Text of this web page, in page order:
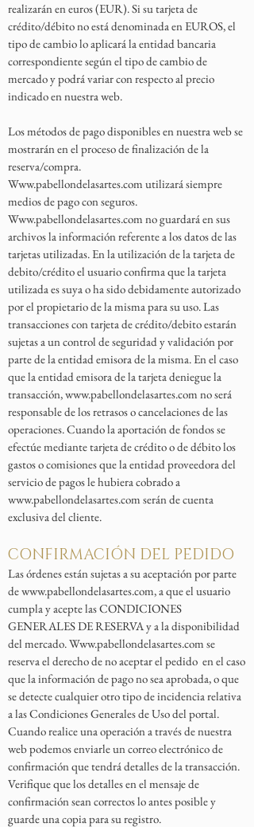
realizarán en euros (EUR). Si su tarjeta de
crédito/débito no está denominada en EUROS, el
tipo de cambio lo aplicará la entidad bancaria
correspondiente según el tipo de cambio de
mercado y podrá variar con respecto al precio
indicado en nuestra web.
Los métodos de pago disponibles en nuestra web se
mostrarán en el proceso de finalización de la
reserva/compra.
Www.pabellondelasartes.com utilizará siempre
medios de pago con seguros.
Www.pabellondelasartes.com no guardará en sus
archivos la información referente a los datos de las
tarjetas utilizadas. En la utilización de la tarjeta de
debito/crédito el usuario confirma que la tarjeta
utilizada es suya o ha sido debidamente autorizado
por el propietario de la misma para su uso. Las
transacciones con tarjeta de crédito/debito estarán
sujetas a un control de seguridad y validación por
parte de la entidad emisora de la misma. En el caso
que la entidad emisora de la tarjeta deniegue la
transacción,www.pabellondelasartes.com no será
responsable de los retrasos o cancelaciones de las
operaciones. Cuando la aportación de fondos se
efectúe mediante tarjeta de crédito o de débito los
gastos o comisiones que la entidad proveedora del
servicio de pagos le hubiera cobrado a
www.pabellondelasartes.com serán de cuenta
exclusiva del cliente.
CONFIRMACIÓN DEL PEDIDO
Las órdenes están sujetas a su aceptación por parte
dewww.pabellondelasartes.com, a que el usuario
cumpla y acepte las CONDICIONES
GENERALES DE RESERVA y a la disponibilidad
del mercado.Www.pabellondelasartes.com se
reserva el derecho de no aceptar el pedido en el caso
que la información de pago no sea aprobada, o que
se detecte cualquier otro tipo de incidencia relativa
a las Condiciones Generales de Uso del portal.
Cuando realice una operación a través de nuestra
web podemos enviarle un correo electrónico de
confirmación que tendrá detalles de la transacción.
Verifique que los detalles en el mensaje de
confirmación sean correctos lo antes posible y
guarde una copia para su registro.